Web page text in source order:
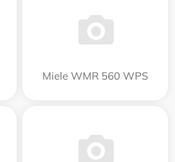
Miele WMR 560 WPS